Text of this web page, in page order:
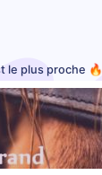
le plus proche 🔥